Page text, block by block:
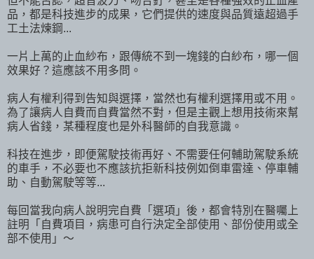
品，都是科技進步的成果，它們提供的速度與品質遠超過手
工土法煉鋼...
一片上萬的止血紗布，跟傳統不到一塊錢的白紗布，哪一個
效果好？這應該不用多問。
病人有權利得到告知與選擇，當然也有權利選擇用或不用。
為了讓病人自費而自費當然不對，但是主觀上想用技術來幫
病人省錢，某種程度也是外科醫師的自我意識。
科技在進步，即便駕駛技術再好、不需要任何輔助駕駛系統
的車手，不必要也不應該抗拒新科技例如倒車雷達、停車輔
助、自動駕駛等等...
每回當我向病人說明完自費「選項」後，都會特別在醫囑上
註明「自費項目，病患可自行決定全部使用、部份使用或全
部不使用」～